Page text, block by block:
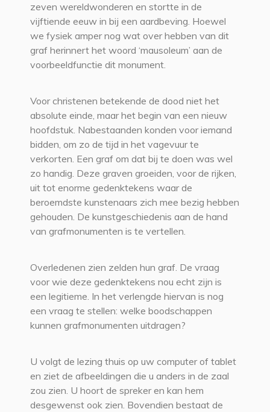
zeven wereldwonderen en stortte in de
vijftiende eeuw in bij een aardbeving. Hoewel
we fysiek amper nog wat over hebben van dit
graf herinnert het woord ‘mausoleum’ aan de
voorbeeldfunctie dit monument.
Voor christenen betekende de dood niet het
absolute einde, maar het begin van een nieuw
hoofdstuk. Nabestaanden konden voor iemand
bidden, om zo de tijd in het vagevuur te
verkorten. Een graf om dat bij te doen was wel
zo handig. Deze graven groeiden, voor de rijken,
uit tot enorme gedenktekens waar de
beroemdste kunstenaars zich mee bezig hebben
gehouden. De kunstgeschiedenis aan de hand
van grafmonumenten is te vertellen.
Overledenen zien zelden hun graf. De vraag
voor wie deze gedenktekens nou echt zijn is
een legitieme. In het verlengde hiervan is nog
een vraag te stellen: welke boodschappen
kunnen grafmonumenten uitdragen?
U volgt de lezing thuis op uw computer of tablet
en ziet de afbeeldingen die u anders in de zaal
zou zien. U hoort de spreker en kan hem
desgewenst ook zien. Bovendien bestaat de